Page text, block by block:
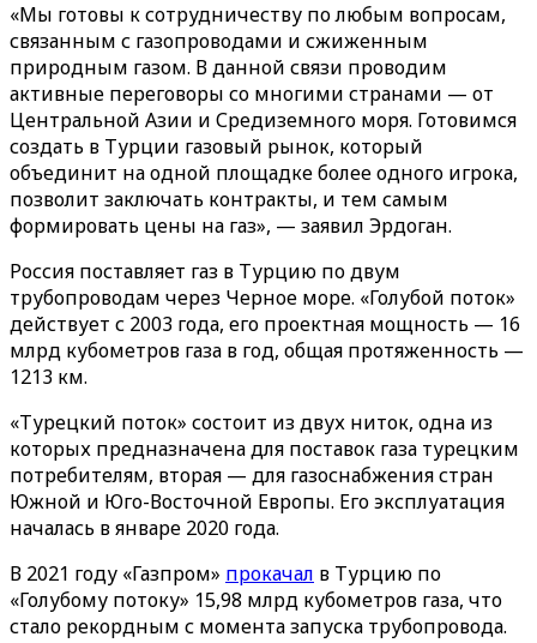
«Мы готовы к сотрудничеству по любым вопросам,
связанным с газопроводами и сжиженным
природным газом. В данной связи проводим
активные переговоры со многими странами — от
Центральной Азии и Средиземного моря. Готовимся
создать в Турции газовый рынок, который
объединит на одной площадке более одного игрока,
позволит заключать контракты, и тем самым
формировать цены на газ», — заявил Эрдоган.
Россия поставляет газ в Турцию по двум
трубопроводам через Черное море. «Голубой поток»
действует с 2003 года, его проектная мощность — 16
млрд кубометров газа в год, общая протяженность —
1213 км.
«Турецкий поток» состоит из двух ниток, одна из
которых предназначена для поставок газа турецким
потребителям, вторая — для газоснабжения стран
Южной и Юго-Восточной Европы. Его эксплуатация
началась в январе 2020 года.
В 2021 году «Газпром» прокачал в Турцию по
«Голубому потоку» 15,98 млрд кубометров газа, что
стало рекордным с момента запуска трубопровода.